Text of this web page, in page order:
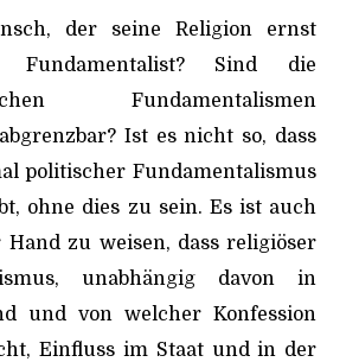
der seine Religion ernst
Sind die
Fundamentalismen
Ist es nicht so, dass
politischer Fundamentalismus
ohne dies zu sein. Es ist auch
zu weisen, dass religiöser
unabhängig davon in
und von welcher Konfession
Einfluss im Staat und in der